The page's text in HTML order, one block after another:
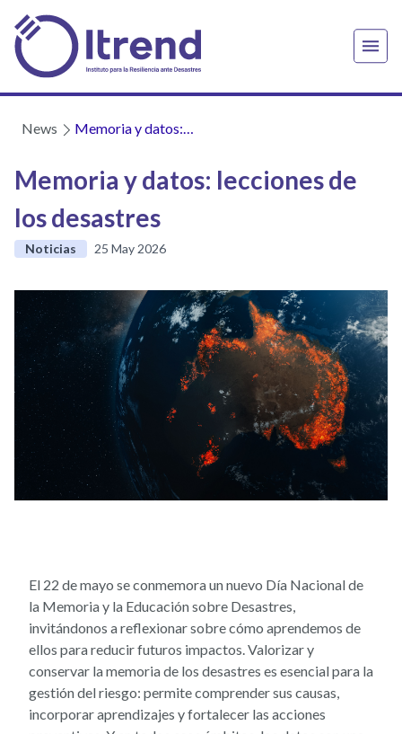
News
Memoria y datos:
desastres
Memoria y datos: lecciones de
los desastres
Noticias 25 May 2026
El 22 de mayo se conmemora un nuevo Día Nacional de
la Memoria y la Educación sobre Desastres,
invitándonos a reflexionar sobre cómo aprendemos de
ellos para reducir futuros impactos. Valorizar y
conservar la memoria de los desastres es esencial para la
gestión del riesgo: permite comprender sus causas,
incorporar aprendizajes y fortalecer las acciones